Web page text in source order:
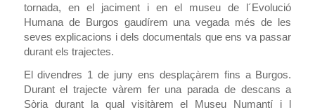
tornada, en el jaciment i en el museu de l´Evolució
Humana de Burgos gaudírem una vegada més de les
seves explicacions i dels documentals que ens va passar
durant els trajectes.
El divendres 1 de juny ens desplaçàrem fins a Burgos.
Durant el trajecte vàrem fer una parada de descans a
Sòria durant la qual visitàrem el Museu Numantí i l